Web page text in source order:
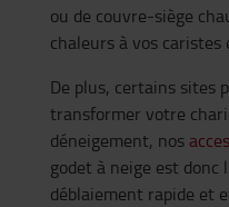
ou de couvre-siège
chaleurs à vos caristes
De plus, certains sites
transformer votre
déneigement, nos
godet à neige est donc
déblaiement rapide et